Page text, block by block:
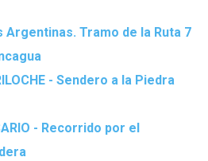
Argentinas. Tramo de la Ruta 7
- Sendero a la Piedra
- Recorrido por el